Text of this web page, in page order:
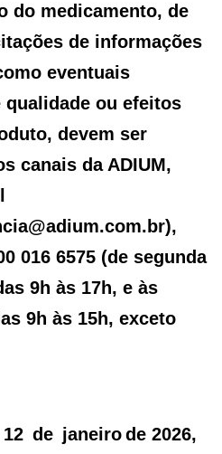
do medicamento, de
de informações
eventuais
qualidade ou efeitos
devem ser
canais da ADIUM,
016 6575 (de segunda
9h às 17h, e às
9h às 15h, exceto
de janeiro de 2026,